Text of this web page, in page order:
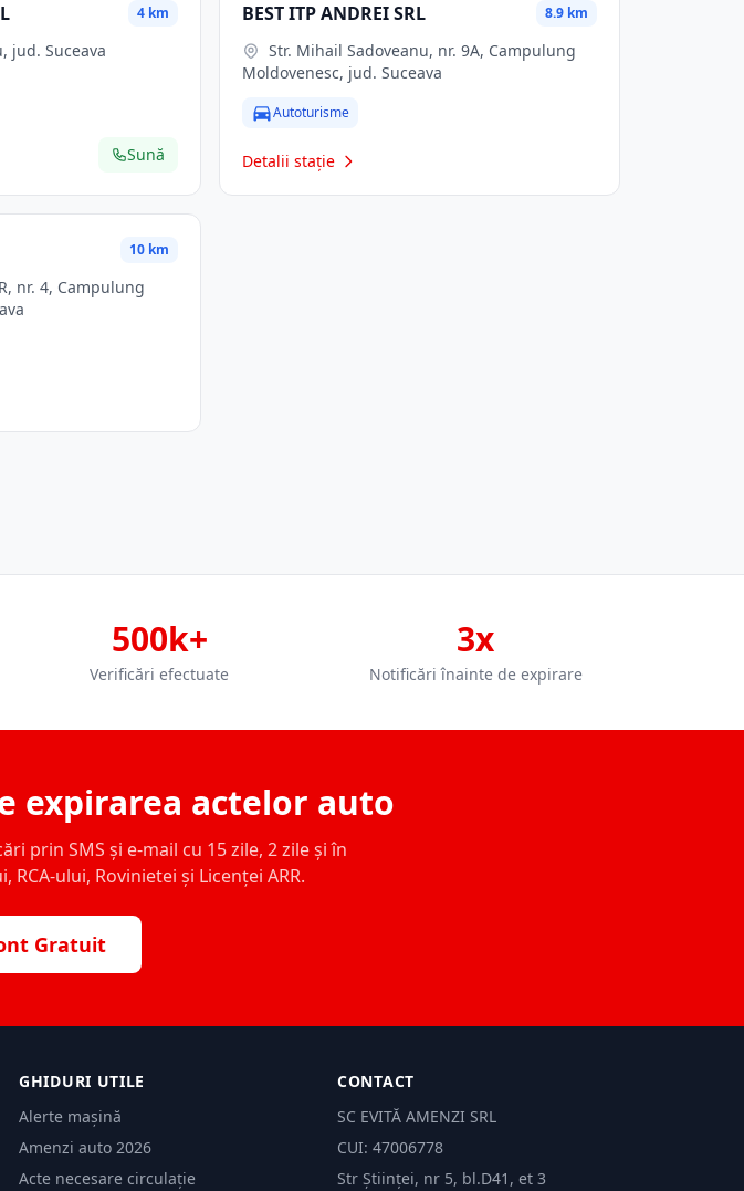
4 km
jud. Suceava
Sună
BEST ITP ANDREI SRL 8.9 km
Str. Mihail Sadoveanu, nr. 9A, Campulung
Moldovenesc, jud. Suceava
Autoturisme
Detalii stație
10 km
500k+
Verificări efectuate
3x
Notificări înainte de expirare
expirarea actelor auto
prin SMS și e-mail cu 15 zile, 2 zile și în
ului, Rovinietei și Licenței ARR.
Gratuit
GHIDURI UTILE
Alerte mașină
Amenzi auto 2026
Acte necesare circulație
CONTACT
SC EVITĂ AMENZI SRL
CUI: 47006778
Str Științei, nr 5, bl.D41, et 3